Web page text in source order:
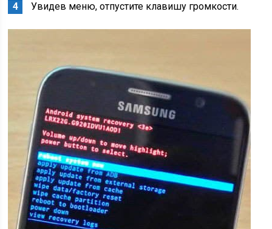
Увидев меню, отпустите клавишу громкости.